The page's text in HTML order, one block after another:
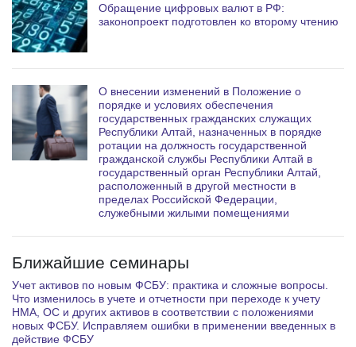
Обращение цифровых валют в РФ:
законопроект подготовлен ко второму чтению
О внесении изменений в Положение о
порядке и условиях обеспечения
государственных гражданских служащих
Республики Алтай, назначенных в порядке
ротации на должность государственной
гражданской службы Республики Алтай в
государственный орган Республики Алтай,
расположенный в другой местности в
пределах Российской Федерации,
служебными жилыми помещениями
Ближайшие семинары
Учет активов по новым ФСБУ: практика и сложные вопросы.
Что изменилось в учете и отчетности при переходе к учету
НМА, ОС и других активов в соответствии с положениями
новых ФСБУ. Исправляем ошибки в применении введенных в
действие ФСБУ